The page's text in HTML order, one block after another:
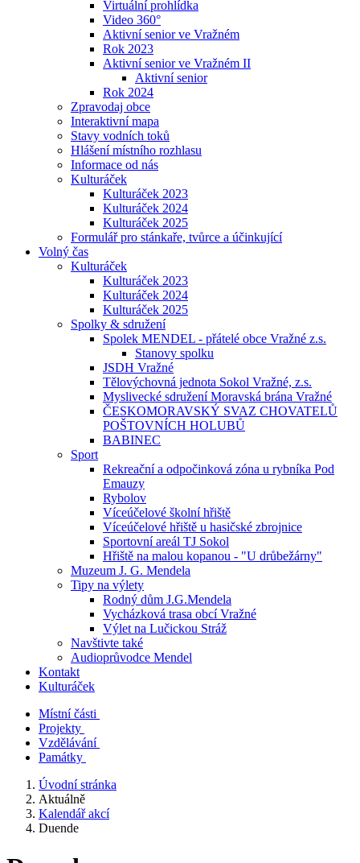
Virtuální prohlídka
Video 360°
Aktivní senior ve Vražném
Rok 2023
Aktivní senior ve Vražném II
Aktivní senior
Rok 2024
Zpravodaj obce
Interaktivní mapa
Stavy vodních toků
Hlášení místního rozhlasu
Informace od nás
Kulturáček
Kulturáček 2023
Kulturáček 2024
Kulturáček 2025
Formulář pro stánkaře, tvůrce a účinkující
Volný čas
Kulturáček
Kulturáček 2023
Kulturáček 2024
Kulturáček 2025
Spolky & sdružení
Spolek MENDEL - přátelé obce Vražné z.s.
Stanovy spolku
JSDH Vražné
Tělovýchovná jednota Sokol Vražné, z.s.
Myslivecké sdružení Moravská brána Vražné
ČESKOMORAVSKÝ SVAZ CHOVATELŮ
POŠTOVNÍCH HOLUBŮ
BABINEC
Sport
Rekreační a odpočinková zóna u rybníka Pod
Emauzy
Rybolov
Víceúčelové školní hřiště
Víceúčelové hřiště u hasičské zbrojnice
Sportovní areál TJ Sokol
Hřiště na malou kopanou - "U drůbežárny"
Muzeum J. G. Mendela
Tipy na výlety
Rodný dům J.G.Mendela
Vycházková trasa obcí Vražné
Výlet na Lučickou Stráž
Navštivte také
Audioprůvodce Mendel
Kontakt
Kulturáček
Místní části
Projekty
Vzdělávání
Památky
Úvodní stránka
Aktuálně
Kalendář akcí
Duende